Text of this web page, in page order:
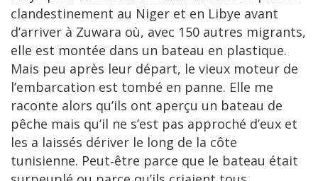
clandestinement au Niger et en Libye avant
d’arriver à Zuwara où, avec 150 autres migrants,
elle est montée dans un bateau en plastique.
Mais peu après leur départ, le vieux moteur de
l’embarcation est tombé en panne. Elle me
raconte alors qu’ils ont aperçu un bateau de
pêche mais qu’il ne s’est pas approché d’eux et
les a laissés dériver le long de la côte
tunisienne. Peut‑être parce que le bateau était